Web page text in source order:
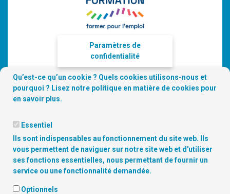
Paramètres de
confidentialité
Qu’est-ce qu’un cookie ? Quels cookies utilisons-nous et
pourquoi ? Lisez notre politique en matière de cookies pour
en savoir plus.
Essentiel
Ils sont indispensables au fonctionnement du site web. Ils
vous permettent de naviguer sur notre site web et d'utiliser
ses fonctions essentielles, nous permettant de fournir un
service ou une fonctionnalité demandée.
Optionnels